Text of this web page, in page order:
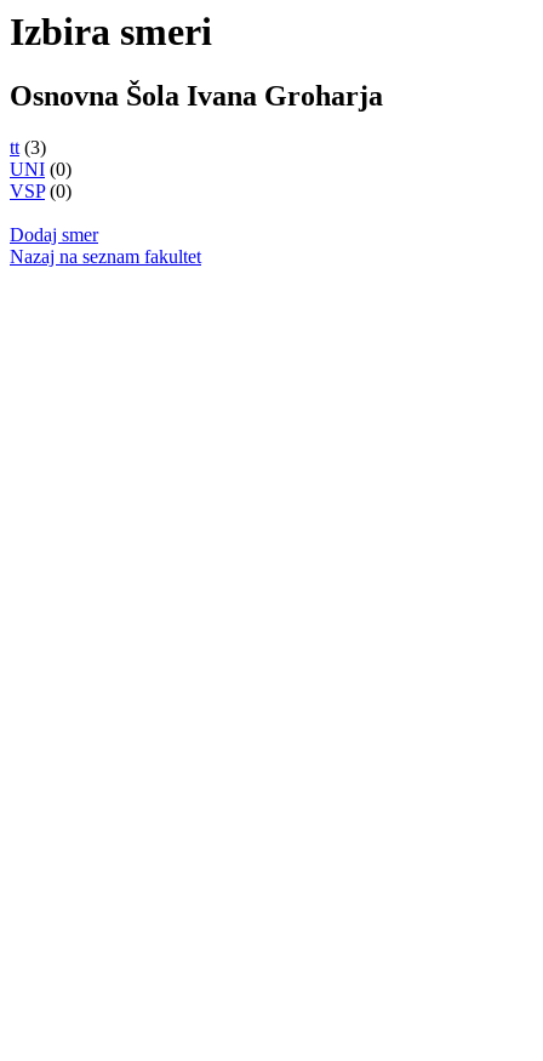
Izbira smeri
Osnovna Šola Ivana Groharja
tt (3)
UNI (0)
VSP(0)
Dodaj smer
Nazaj na seznam fakultet